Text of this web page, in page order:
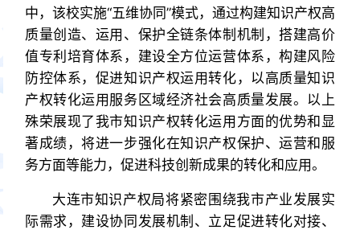
中，该校实施“五维协同”模式，通过构建知识产权高
质量创造、运用、保护全链条体制机制，搭建高价
值专利培育体系，建设全方位运营体系，构建风险
防控体系，促进知识产权运用转化，以高质量知识
产权转化运用服务区域经济社会高质量发展。以上
殊荣展现了我市知识产权转化运用方面的优势和显
著成绩，将进一步强化在知识产权保护、运营和服
务方面等能力，促进科技创新成果的转化和应用。
大连市知识产权局将紧密围绕我市产业发展实
际需求，建设协同发展机制、立足促进转化对接、